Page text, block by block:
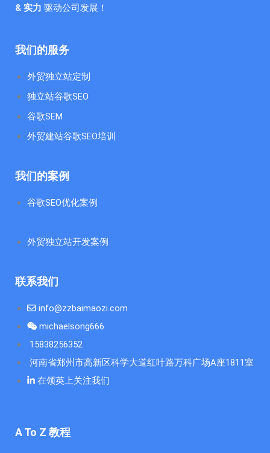
& 实力 驱动公司发展！
我们的服务
外贸独立站定制
独立站谷歌SEO
谷歌SEM
外贸建站谷歌SEO培训
我们的案例
谷歌SEO优化案例
外贸独立站开发案例
联系我们
info@zzbaimaozi.com
michaelsong666
15838256352
河南省郑州市高新区科学大道红叶路万科广场A座1811室
在领英上关注我们
A To Z 教程